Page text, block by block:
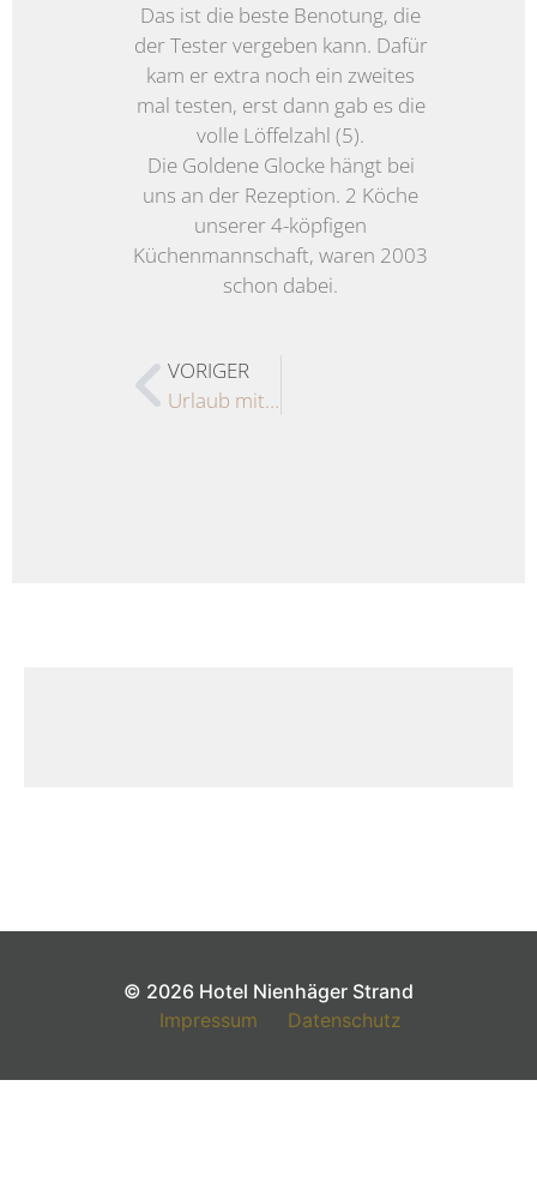
Das ist die beste Benotung, die
der Tester vergeben kann. Dafür
kam er extra noch ein zweites
mal testen, erst dann gab es die
volle Löffelzahl (5).
Die Goldene Glocke hängt bei
uns an der Rezeption. 2 Köche
unserer 4-köpfigen
Küchenmannschaft, waren 2003
schon dabei.
VORIGER
Urlaub mit Meerblick
© 2026 Hotel Nienhäger Strand
Impressum
Datenschutz